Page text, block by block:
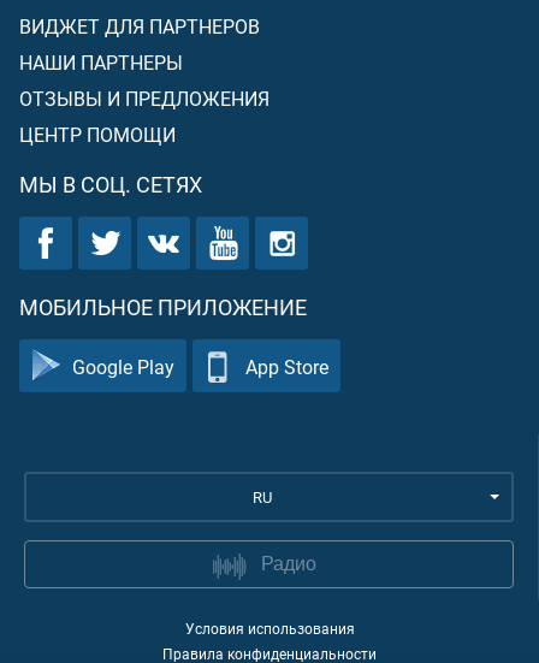
ВИДЖЕТ ДЛЯ ПАРТНЕРОВ
НАШИ ПАРТНЕРЫ
ОТЗЫВЫ И ПРЕДЛОЖЕНИЯ
ЦЕНТР ПОМОЩИ
МЫ В СОЦ. СЕТЯХ
МОБИЛЬНОЕ ПРИЛОЖЕНИЕ
Google Play App Store
RU
Радио
Условия использования
Правила конфиденциальности